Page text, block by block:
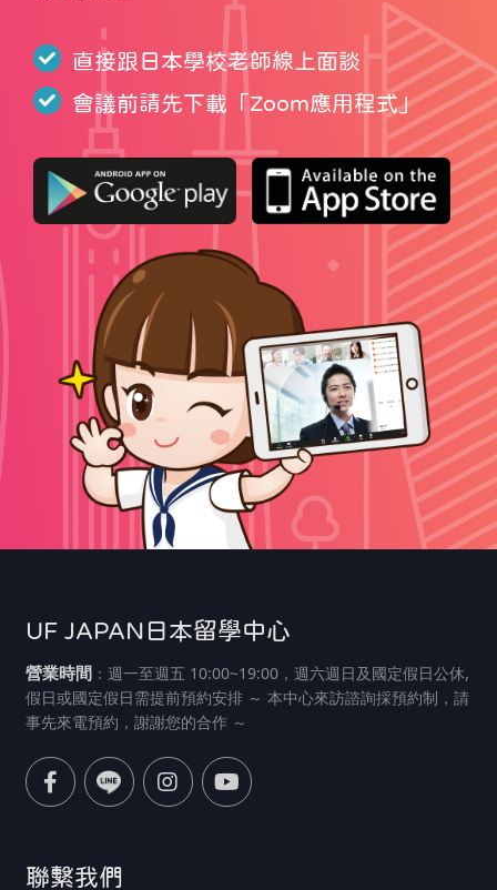
直接跟日本學校老師線上面談
會議前請先下載「Zoom應用程式」
UF JAPAN日本留學中心
營業時間：週一至週五 10:00~19:00，週六週日及國定假日公休,
假日或國定假日需提前預約安排 ～ 本中心來訪諮詢採預約制，請
事先來電預約，謝謝您的合作 ～
聯繫我們